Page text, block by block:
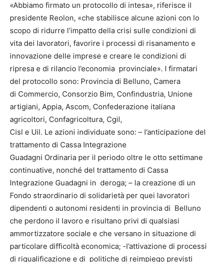
«Abbiamo firmato un protocollo di intesa», riferisce il
presidente Reolon, «che stabilisce alcune azioni con lo
scopo di ridurre l’impatto della crisi sulle condizioni di
vita dei lavoratori, favorire i processi di risanamento e
innovazione delle imprese e creare le condizioni di
ripresa e di rilancio l’economia provinciale». I firmatari
del protocollo sono: Provincia di Belluno, Camera
di Commercio, Consorzio Bim, Confindustria, Unione
artigiani, Appia, Ascom, Confederazione italiana
agricoltori, Confagricoltura, Cgil,
Cisl e Uil. Le azioni individuate sono: – l’anticipazione del
trattamento di Cassa Integrazione
Guadagni Ordinaria per il periodo oltre le otto settimane
continuative, nonché del trattamento di Cassa
Integrazione Guadagni in deroga; – la creazione di un
Fondo straordinario di solidarietà per quei lavoratori
dipendenti o autonomi residenti in provincia di Belluno
che perdono il lavoro e risultano privi di qualsiasi
ammortizzatore sociale e che versano in situazione di
particolare difficoltà economica; -l’attivazione di processi
di riqualificazione e di politiche di reimpiego previsti